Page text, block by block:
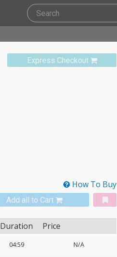
Express Checkout
How To Buy
Add all to Cart
Duration Price
04:59 N/A